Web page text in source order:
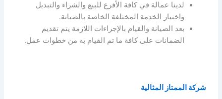
لدينا عمالة في كافة الأفرع للبيع والشراء والتبديل
واختيار الخدمة المختلفة الخاصة بالصيانة.
بعد الصيانة والقيام بالإجراءات اللازمة يتم تقديم
الضمانات على كافة ما تم القيام به من خطوات عمل.
شركة الممتاز المثالية